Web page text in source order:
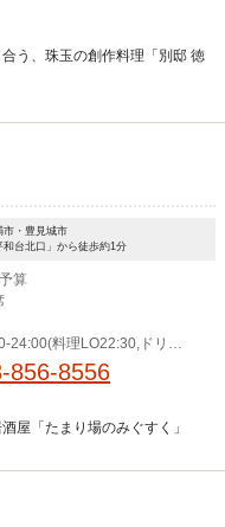
う、珠玉の創作料理「別邸 徳
市・豊見城市
和台北口」から徒歩約1分
算
24:00(料理LO22:30,ドリン
）
856-8556
屋「たまり場のみぐすく」